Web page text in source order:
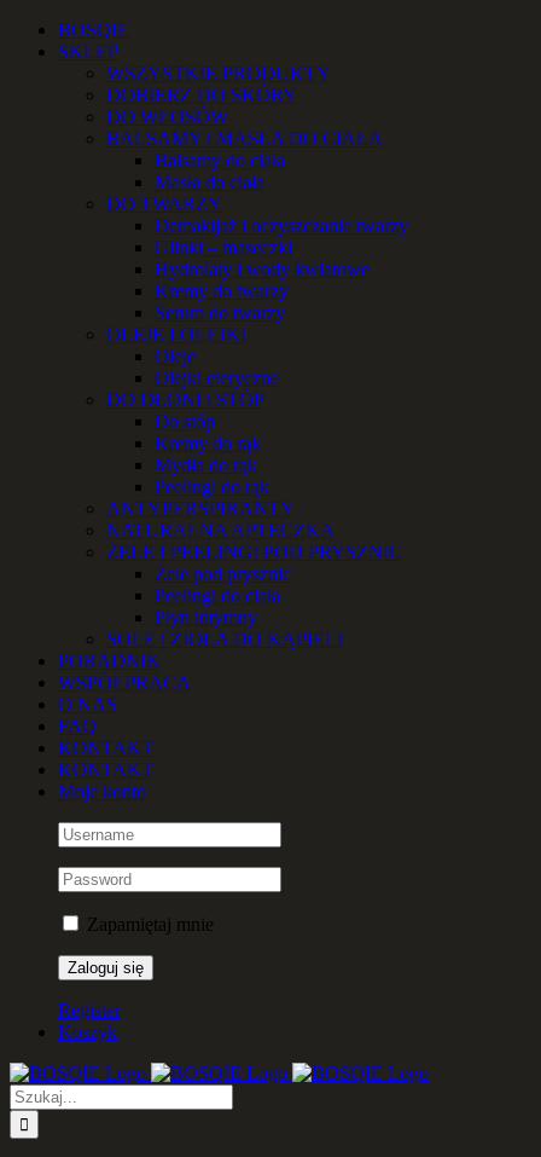
Przejdź
zawartości
Facebook
Instagram
YouTube
Email
TelefonBOSQIE
SKLEP
WSZYSTKIE PRODUKTY
DOBIERZ DO SKÓRY
DO WŁOSÓW
BALSAMY i MASŁA DO CIAŁA
Balsamy do ciała
Masła do ciała
DO TWARZY
Demakijaż i oczyszczanie twarzy
Glinki – maseczki
Hydrolaty i wody kwiatowe
Kremy do twarzy
Serum do twarzy
OLEJE I OLEJKI
Oleje
Olejki eteryczne
DO DŁONI i STÓP
Do stóp
Kremy do rąk
Mydła do rąk
Peelingi do rąk
ANTYPERSPIRANTY
NATURALNA APTECZKA
ŻELE I PEELINGI POD PRYSZNIC
Żele pod prysznic
Peelingi do ciała
Płyn intymny
SOLE i ZIOŁA DO KĄPIELI
PORADNIK
WSPÓŁPRACA
O NAS
FAQ
KONTAKT
KONTAKT
Moje konto
Zapamiętaj mnie
Register
Koszyk
Szukaj